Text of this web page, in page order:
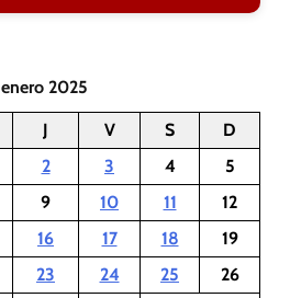
enero 2025
J V S
D
2 3 4
5
9 10 11
12
16 17 18
19
23 24 25
26